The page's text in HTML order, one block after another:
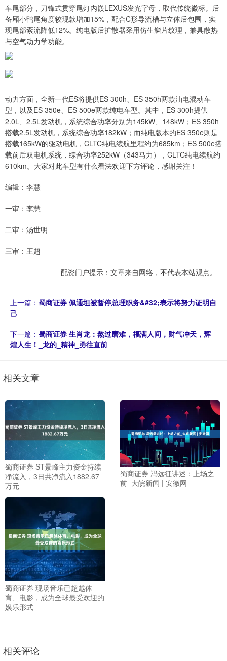
车尾部分，刀锋式贯穿尾灯内嵌LEXUS发光字母，取代传统徽标。后
备厢小鸭尾角度较现款增加15%，配合C形导流槽与立体后包围，实
现尾部紊流降低12%。纯电版后扩散器采用仿生鳞片纹理，兼具散热
与空气动力学功能。
动力方面，全新一代ES将提供ES 300h、ES 350h两款油电混动车
型，以及ES 350e、ES 500e两款纯电车型。其中，ES 300h提供
2.0L、2.5L发动机，系统综合功率分别为145kW、148kW；ES 350h
搭载2.5L发动机，系统综合功率182kW；而纯电版本的ES 350e则是
搭载165kW的驱动电机，CLTC纯电续航里程约为685km；ES 500e搭
载前后双电机系统，综合功率252kW（343马力），CLTC纯电续航约
610km。大家对此车型有什么看法欢迎下方评论，感谢关注！
编辑：李慧
一审：李慧
二审：汤世明
三审：王超
配资门户提示：文章来自网络，不代表本站观点。
上一篇： 蜀商证券 佩通坦被暂停总理职务&#32;表示将努力证明自
己
下一篇： 蜀商证券 生肖龙：熬过磨难，福满人间，财气冲天，辉
煌人生！_龙的_精神_勇往直前
相关文章
蜀商证券 ST景峰主力资金持续
净流入，3日共净流入1882.67
万元
蜀商证券 冯远征讲述：上场之
前_大皖新闻 | 安徽网
蜀商证券 现场音乐已超越体
育、电影，成为全球最受欢迎的
娱乐形式
相关评论